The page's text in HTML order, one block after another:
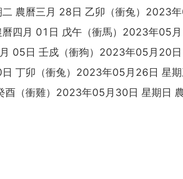
二 農曆三月 28日 乙卯（衝兔）2023
曆四月 01日 戊午（衝馬）2023年05
05日 壬戍（衝狗）2023年05月20
日 丁卯（衝兔）2023年05月26日 星
酉（衝雞）2023年05月30日 星期日